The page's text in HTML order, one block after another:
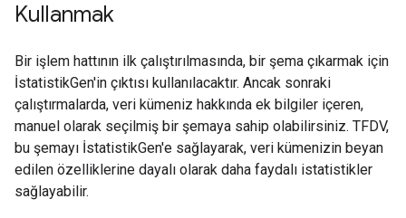
Kullanmak
Bir işlem hattının ilk çalıştırılmasında, bir şema çıkarmak için
İstatistikGen'in çıktısı kullanılacaktır. Ancak sonraki
çalıştırmalarda, veri kümeniz hakkında ek bilgiler içeren,
manuel olarak seçilmiş bir şemaya sahip olabilirsiniz. TFDV,
bu şemayı İstatistikGen'e sağlayarak, veri kümenizin beyan
edilen özelliklerine dayalı olarak daha faydalı istatistikler
sağlayabilir.